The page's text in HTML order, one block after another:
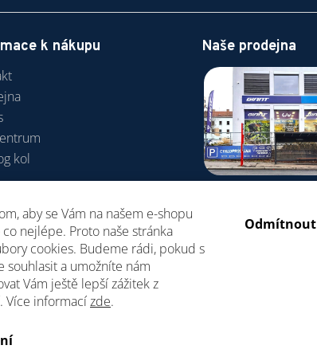
aby se Vám na našem e-shopu
nejlépe. Proto naše stránka
cookies. Budeme rádi, pokud s
souhlasit a umožníte nám
Vám ještě lepší zážitek z
Více informacízde.
Odmítnout
k nákupu
kol
podmínky
Naše prodejna